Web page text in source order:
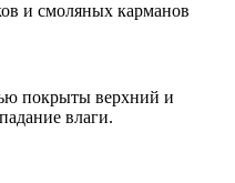
и смоляных карманов
покрыты верхний и
влаги.